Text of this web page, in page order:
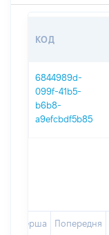
КОД
6844989d-
099f-41b5-
b6b8-
a9efcbdf5b85
Перша Попередня